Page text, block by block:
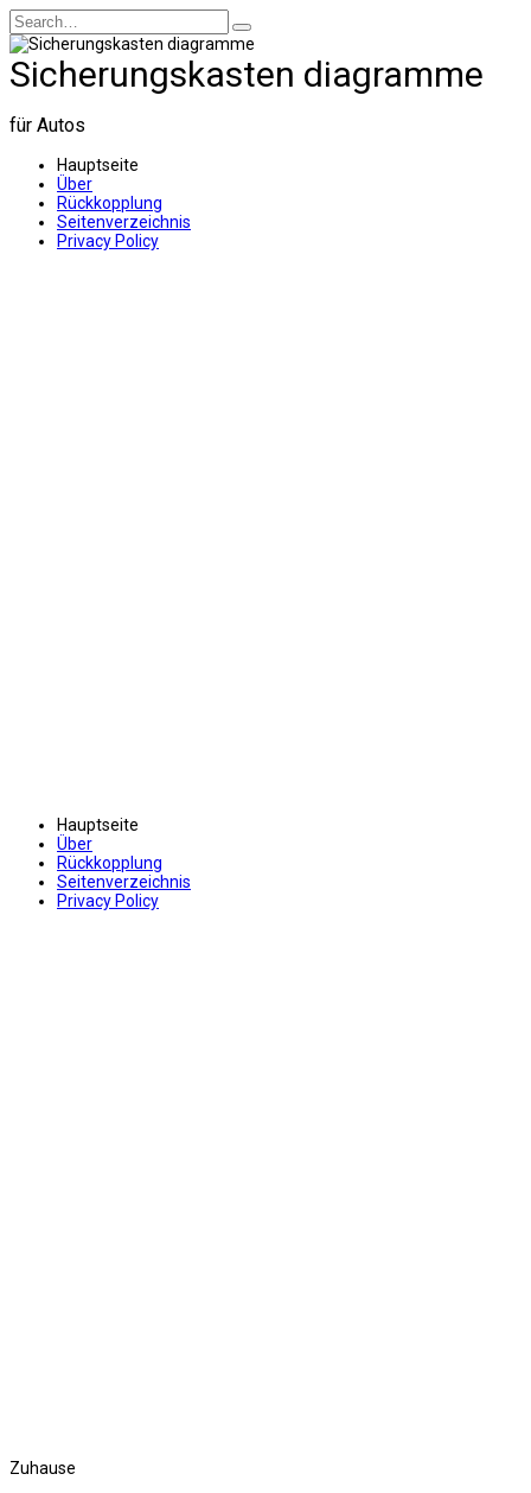
Skip
to
content
Search
for:
Sicherungskasten diagramme
für Autos
Hauptseite
Über
Rückkopplung
Seitenverzeichnis
Privacy Policy
Hauptseite
Über
Rückkopplung
Seitenverzeichnis
Privacy Policy
Zuhause